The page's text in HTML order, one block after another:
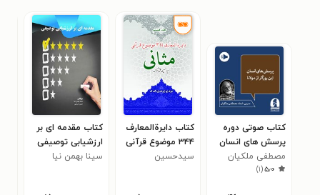
کتاب صوتی دوره
پرسش های انسان
این روزگار از مولانا
(ترم دوم)
مصطفی ملکیان
۵٫۰(۱)
کتاب دایرة‌المعارف
۳۴۴ موضوع قرآنی
مثانی (جلد هشتم)
سیدحسین
کتاب مقدمه ای بر
ارزشیابی توصیفی
سینا بهمن نیا